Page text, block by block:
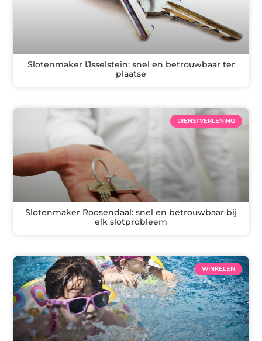
Slotenmaker IJsselstein: snel en betrouwbaar ter
plaatse
DIENSTVERLENING
Slotenmaker Roosendaal: snel en betrouwbaar bij
elk slotprobleem
WINKELEN